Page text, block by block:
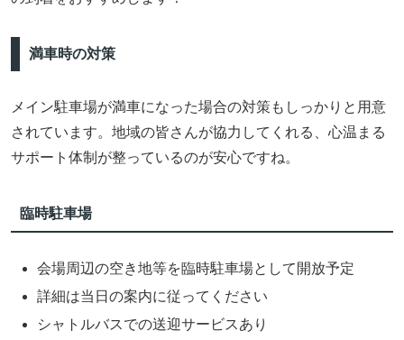
満車時の対策
メイン駐車場が満車になった場合の対策もしっかりと用意
されています。地域の皆さんが協力してくれる、心温まる
サポート体制が整っているのが安心ですね。
臨時駐車場
会場周辺の空き地等を臨時駐車場として開放予定
詳細は当日の案内に従ってください
シャトルバスでの送迎サービスあり